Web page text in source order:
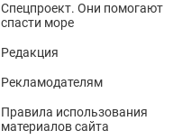
Спецпроект. Они помогают
спасти море
Редакция
Рекламодателям
Правила использования
материалов сайта